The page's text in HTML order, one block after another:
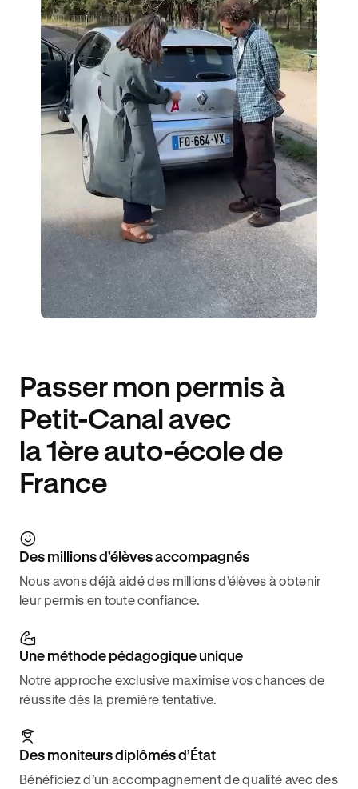
Passer mon permis à
Petit-Canal avec
la 1ère auto-école de
France
Des millions d’élèves accompagnés
Nous avons déjà aidé des millions d’élèves à obtenir
leur permis en toute confiance.
Une méthode pédagogique unique
Notre approche exclusive maximise vos chances de
réussite dès la première tentative.
Des moniteurs diplômés d’État
Bénéficiez d’un accompagnement de qualité avec des